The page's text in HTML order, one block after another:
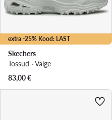
extra -25% Kood: LAST
Skechers
Tossud · Valge
83,00€